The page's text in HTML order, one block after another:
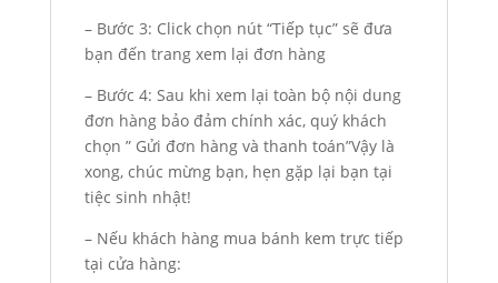
– Bước 3: Click chọn nút “Tiếp tục” sẽ đưa
bạn đến trang xem lại đơn hàng
– Bước 4: Sau khi xem lại toàn bộ nội dung
đơn hàng bảo đảm chính xác, quý khách
chọn ” Gửi đơn hàng và thanh toán”Vậy là
xong, chúc mừng bạn, hẹn gặp lại bạn tại
tiệc sinh nhật!
– Nếu khách hàng mua bánh kem trực tiếp
tại cửa hàng: